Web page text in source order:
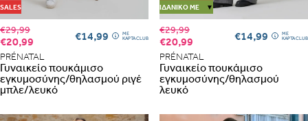
SALES
€29,99
€20,99 €14,99 ME
ΚΑΡΤΑ CLUB
PRÉNATAL
Γυναικείο πουκάμισο
εγκυμοσύνης/θηλασμού ριγέ
μπλε/λευκό
ΙΔΑΝΙΚΌ ΜΕ
▼
€29,99
€20,99 €14,99 ME
ΚΑΡΤΑ CLUB
PRÉNATAL
Γυναικείο πουκάμισο
εγκυμοσύνης/θηλασμού
λευκό